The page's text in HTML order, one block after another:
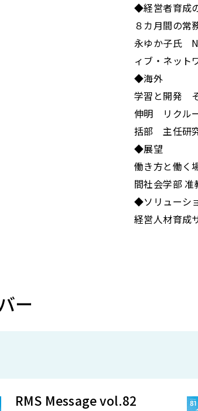
◆経営者育成
８カ月間の常
永ゆか子氏
ィブ・ネット
◆海外
学習と開発
伸明 リクル
括部 主任研
◆展望
働き方と働く
間社会学部 准
◆ソリューシ
経営人材育成
ー
RMS Message vol.82